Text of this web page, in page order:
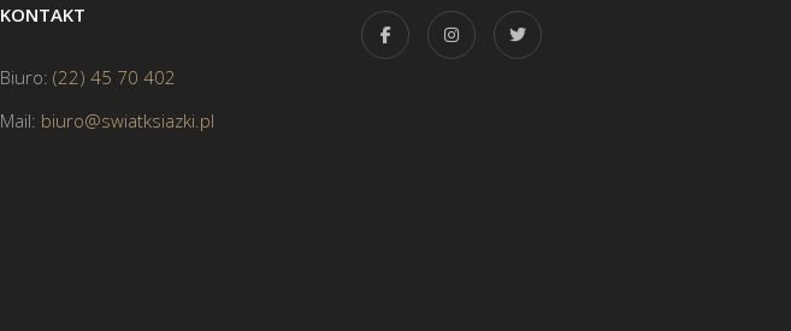
KONTAKT
Biuro: (22) 45 70 402
Mail: biuro@swiatksiazki.pl